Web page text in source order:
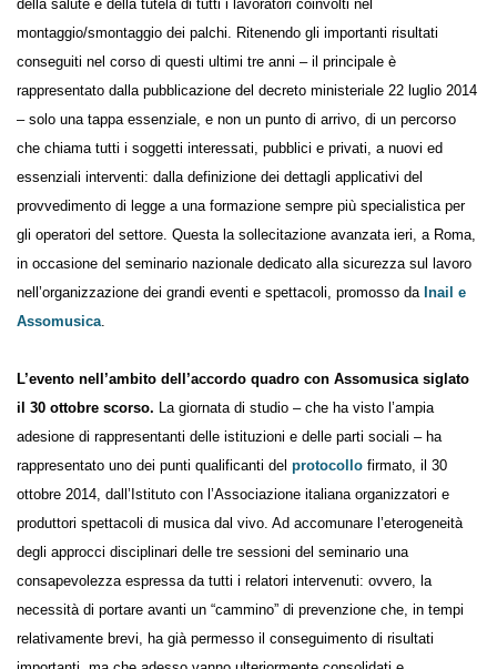
favore della salute e della tutela di tutti i lavoratori coinvolti nel
montaggio/smontaggio dei palchi. Ritenendo gli importanti risultati
conseguiti nel corso di questi ultimi tre anni – il principale è
rappresentato dalla pubblicazione del decreto ministeriale 22 luglio
2014 – solo una tappa essenziale, e non un punto di arrivo, di un
percorso che chiama tutti i soggetti interessati, pubblici e privati, a
nuovi ed essenziali interventi: dalla definizione dei dettagli applicativi
del provvedimento di legge a una formazione sempre più specialistica
Roma, in occasione del seminario nazionale dedicato alla sicurezza sul
L’evento nell’ambito dell’accordo quadro con Assomusica siglato
il 30 ottobre scorso.
La giornata di studio – che ha visto l’ampia
adesione di rappresentanti delle istituzioni e delle parti sociali – ha
rappresentato uno dei punti qualificanti del
protocollo
ottobre 2014, dall’Istituto con l’Associazione italiana organizzatori e
produttori spettacoli di musica dal vivo. Ad accomunare l’eterogeneità
degli approcci disciplinari delle tre sessioni del seminario una
consapevolezza espressa da tutti i relatori intervenuti: ovvero, la
necessità di portare avanti un “cammino” di prevenzione che, in tempi